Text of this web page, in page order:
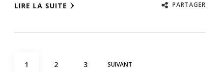
LIRE LA SUITE PARTAGER
Pagination
PAGE
1 PAGE
2 PAGE
3 SUIVANT